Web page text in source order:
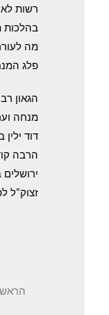
רשות
בהלכות
מה
פלג
הגאון
מנחה
דוד
הרבה
זצוק"ל